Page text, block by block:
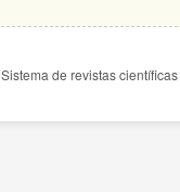
Sistema de revistas